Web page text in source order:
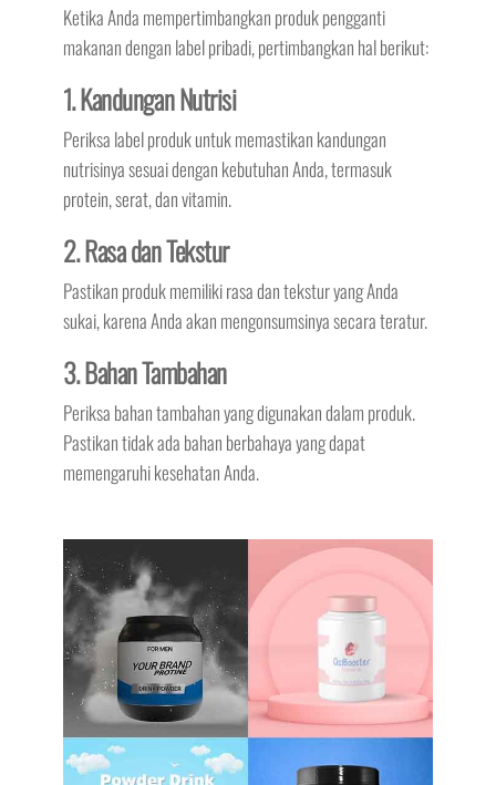
Ketika Anda mempertimbangkan produk pengganti
makanan dengan label pribadi, pertimbangkan hal berikut:
1. Kandungan Nutrisi
Periksa label produk untuk memastikan kandungan
nutrisinya sesuai dengan kebutuhan Anda, termasuk
protein, serat, dan vitamin.
2. Rasa dan Tekstur
Pastikan produk memiliki rasa dan tekstur yang Anda
sukai, karena Anda akan mengonsumsinya secara teratur.
3. Bahan Tambahan
Periksa bahan tambahan yang digunakan dalam produk.
Pastikan tidak ada bahan berbahaya yang dapat
memengaruhi kesehatan Anda.